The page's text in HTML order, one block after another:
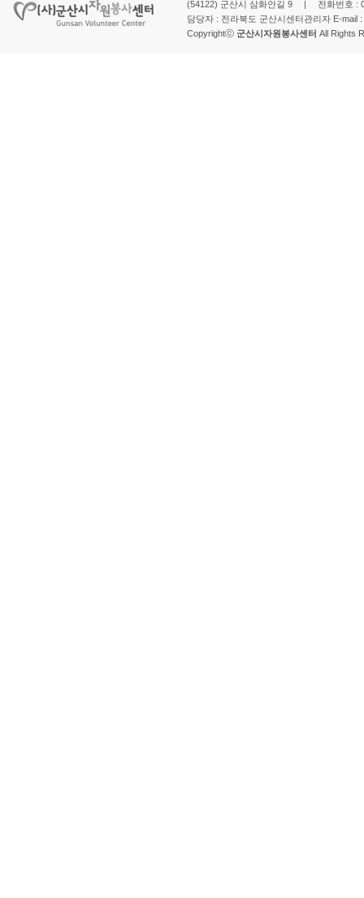
(54122) 군산시 삼화안길 9 | 전화번호 :
담당자 : 전라북도 군산시센터관리자 E-mail :
Copyrightⓒ 군산시자원봉사센터 All Rights